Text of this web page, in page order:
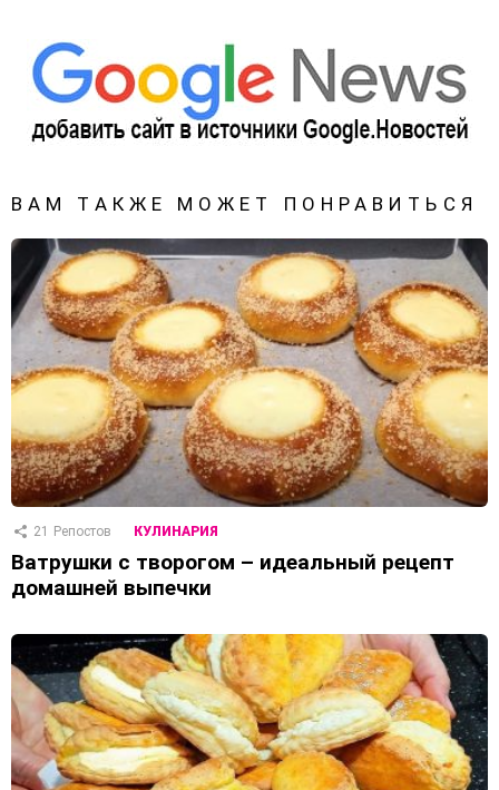
ВАМ ТАКЖЕ МОЖЕТ ПОНРАВИТЬСЯ
21 Репостов КУЛИНАРИЯ
Ватрушки с творогом – идеальный рецепт
домашней выпечки